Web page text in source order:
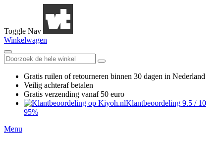
Toggle Nav
Winkelwagen
Gratis ruilen of retourneren binnen 30 dagen in Nederland
Veilig achteraf betalen
Gratis verzending vanaf 50 euro
Klantbeoordeling 9.5 / 10
95%
Menu